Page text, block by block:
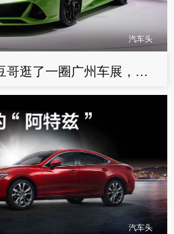
汽车头
豆车一分钟：豆哥逛了一圈广州车展，做了一首Freestyle！
汽车头